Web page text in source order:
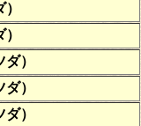
）
）
）